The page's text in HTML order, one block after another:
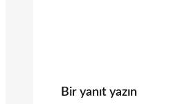
Bir yanıt yazın